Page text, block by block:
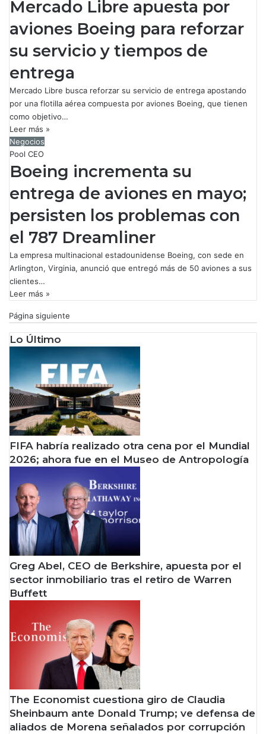
Mercado Libre apuesta por
aviones Boeing para reforzar
su servicio y tiempos de
entrega
Mercado Libre busca reforzar su servicio de entrega apostando
por una flotilla aérea compuesta por aviones Boeing, que tienen
como objetivo…
Leer más »
Negocios
Pool CEO
Boeing incrementa su
entrega de aviones en mayo;
persisten los problemas con
el 787 Dreamliner
La empresa multinacional estadounidense Boeing, con sede en
Arlington, Virginia, anunció que entregó más de 50 aviones a sus
clientes…
Leer más »
Página siguiente
Lo Último
FIFA habría realizado otra cena por el Mundial
2026; ahora fue en el Museo de Antropología
Greg Abel, CEO de Berkshire, apuesta por el
sector inmobiliario tras el retiro de Warren
Buffett
The Economist cuestiona giro de Claudia
Sheinbaum ante Donald Trump; ve defensa de
aliados de Morena señalados por corrupción